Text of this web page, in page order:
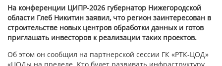
На конференции ЦИПР-2026 губернатор Нижегородской
области Глеб Никитин заявил, что регион заинтересован в
строительстве новых центров обработки данных и готов
приглашать инвесторов к реализации таких проектов.
Об этом он сообщил на партнерской сессии ГК «РТК-ЦОД»